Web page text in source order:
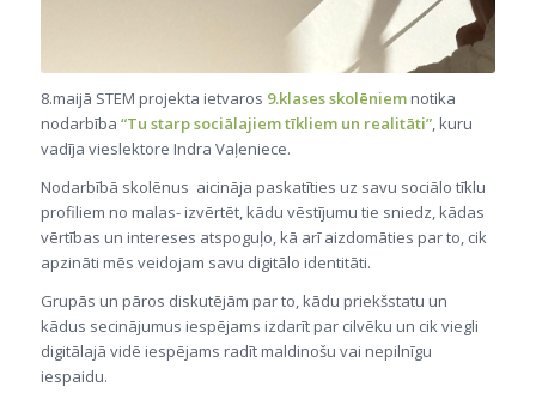
8.maijā STEM projekta ietvaros 9.klases skolēniemnotika
nodarbība “Tu starp sociālajiem tīkliem un realitāti”, kuru
vadīja vieslektore Indra Vaļeniece.
Nodarbībā skolēnus aicināja paskatīties uz savu sociālo tīklu
profiliem no malas- izvērtēt, kādu vēstījumu tie sniedz, kādas
vērtības un intereses atspoguļo, kā arī aizdomāties par to, cik
apzināti mēs veidojam savu digitālo identitāti.
Grupās un pāros diskutējām par to, kādu priekšstatu un
kādus secinājumus iespējams izdarīt par cilvēku un cik viegli
digitālajā vidē iespējams radīt maldinošu vai nepilnīgu
iespaidu.